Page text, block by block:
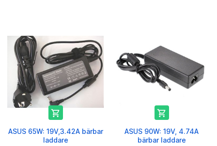

ASUS 65W: 19V,3.42A bärbar
laddare

ASUS 90W: 19V, 4.74A
bärbar laddare